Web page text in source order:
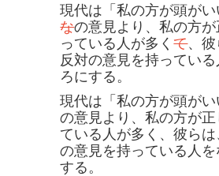
現代は「私の方が頭が
なの意見より、私の方
っている人が多くて、彼
反対の意見を持ってい
ろにする。
現代は「私の方が頭が
の意見より、私の方が
ている人が多く、彼ら
の意見を持っている人
する。